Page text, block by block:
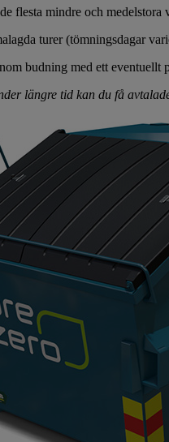
flesta mindre och
turer (tömningsdagar
budning med ett eventuellt
längre tid kan du få